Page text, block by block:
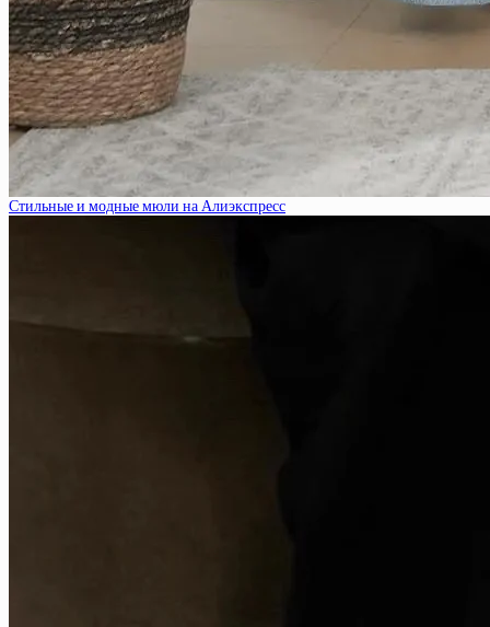
Стильные и модные мюли на Алиэкспресс